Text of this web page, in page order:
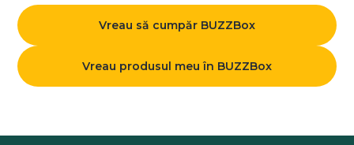
Vreau să cumpăr BUZZBox
Vreau produsul meu în BUZZBox